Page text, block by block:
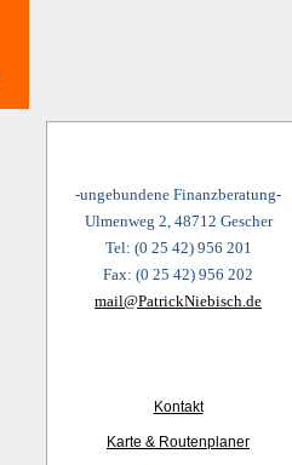
-ungebundene Finanzberatung-
Ulmenweg 2, 48712 Gescher
Tel: (0 25 42) 956 201
Fax: (0 25 42) 956 202
mail@PatrickNiebisch.de
Kontakt
Karte & Routenplaner